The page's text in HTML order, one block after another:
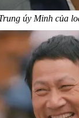
úy Minh của